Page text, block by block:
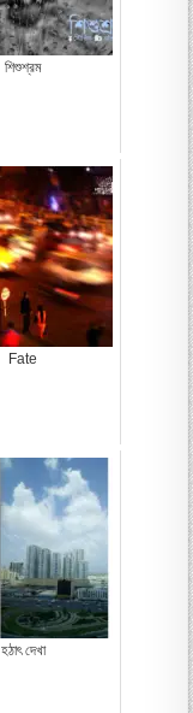
শিশুশ্রম
Fate
হঠাৎ দেখা